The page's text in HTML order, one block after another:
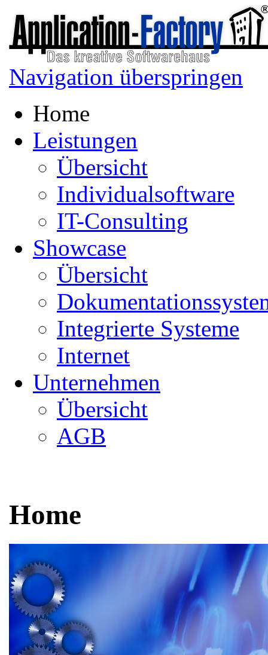
Navigation überspringen
Home
Leistungen
Übersicht
Individualsoftware
IT-Consulting
Showcase
Übersicht
Integrierte Systeme
Internet
Unternehmen
Übersicht
AGB
Home